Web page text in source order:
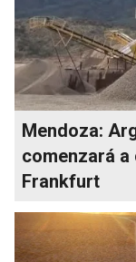
Mendoza:
comenzará
Frankfurt